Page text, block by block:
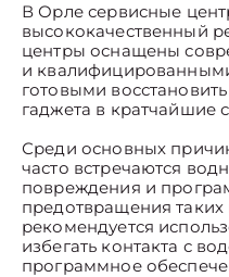
В Орле сервисные
высококачественный
центры оснащены
и
готовыми
гаджета в кратчайшие
Среди основных
часто встречаются
повреждения и
предотвращения таких
рекомендуется
избегать контакта с
программное